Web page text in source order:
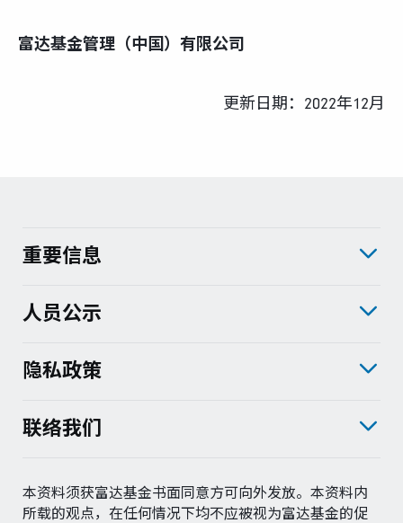
富达基金管理（中国）有限公司
更新日期：2022年12月
重要信息
人员公示
隐私政策
联络我们
本资料须获富达基金书面同意方可向外发放。本资料内
所载的观点，在任何情况下均不应被视为富达基金的促